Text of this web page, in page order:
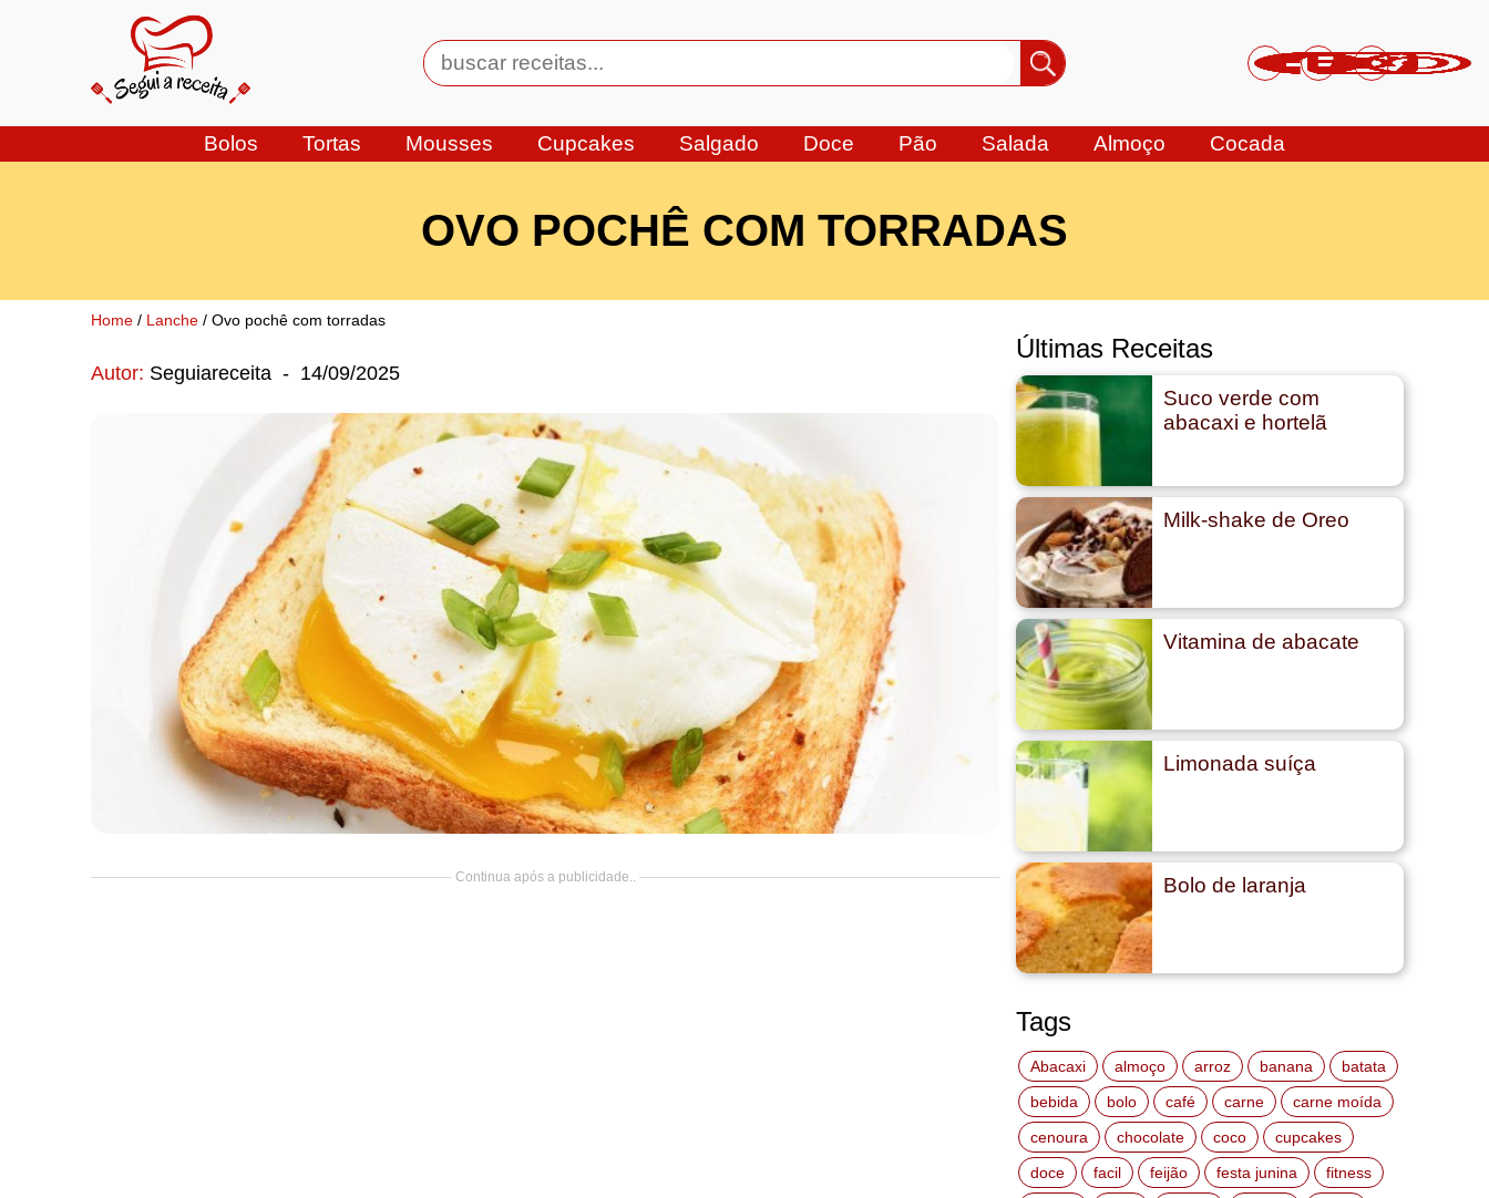
Bolos Tortas Mousses Cupcakes Salgado Doce Pão Salada Almoço Cocada
OVO POCHÊ COM TORRADAS
Home / Lanche / Ovo pochê com torradas
Autor: Seguiareceita - 14/09/2025
Continua após a publicidade..
Últimas Receitas
Suco verde com
abacaxi e hortelã
Milk-shake de Oreo
Vitamina de abacate
Limonada suíça
Bolo de laranja
Tags
Abacaxi almoço arroz banana
batata
bebida
bolo café carne
carne moída
cenoura
chocolate coco
cupcakes
doce
facil feijão festa junina
fitness